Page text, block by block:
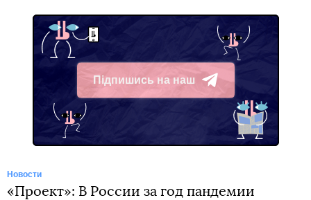
Підпишись на наш
Telegram
Новости
«Проект»: В России за год пандемии